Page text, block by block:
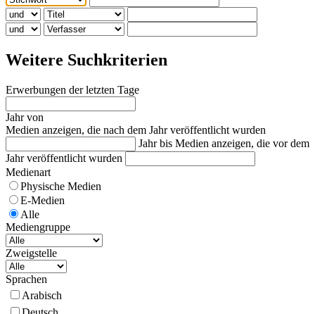
Weitere Suchkriterien
Erwerbungen der letzten Tage
Jahr von
Medien anzeigen, die nach dem Jahr veröffentlicht wurden
Jahr bis Medien anzeigen, die vor dem
Jahr veröffentlicht wurden
Medienart
Physische Medien
E-Medien
Alle
Mediengruppe
Zweigstelle
Sprachen
Arabisch